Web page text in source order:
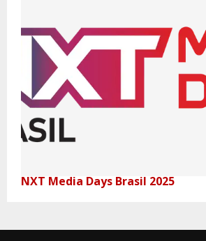
NXT Media Days Brasil 2025